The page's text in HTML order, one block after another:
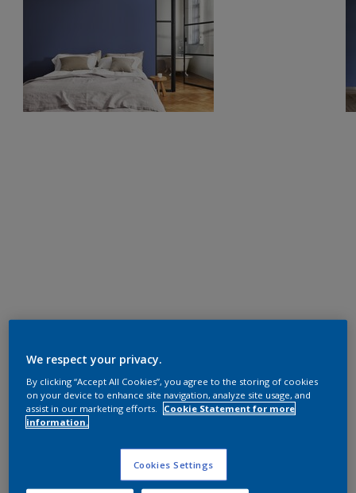
We respect your privacy.
By clicking “Accept All Cookies”, you agree to the storing of cookies
on your device to enhance site navigation, analyze site usage, and
assist in our marketing efforts.
Cookie Statement for more
information.
Cookies Settings